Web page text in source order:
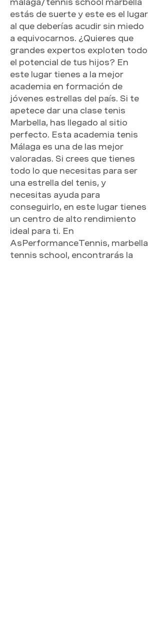
malaga/tennis school marbella
estás de suerte y este es el lugar
al que deberías acudir sin miedo
a equivocarnos. ¿Quieres que
grandes expertos exploten todo
el potencial de tus hijos? En
este lugar tienes a la mejor
academia en formación de
jóvenes estrellas del país. Si te
apetece dar una clase tenis
Marbella, has llegado al sitio
perfecto. Esta academia tenis
Málaga es una de las mejor
valoradas. Si crees que tienes
todo lo que necesitas para ser
una estrella del tenis, y
necesitas ayuda para
conseguirlo, en este lugar tienes
un centro de alto rendimiento
ideal para ti. En
AsPerformanceTennis, marbella
tennis school, encontrarás la